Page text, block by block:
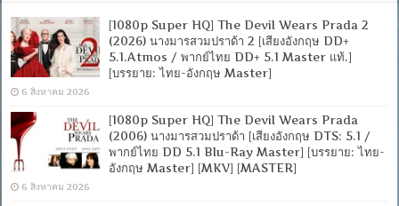
[1080p Super HQ] The Devil Wears Prada 2
(2026) นางมารสวมปราด้า 2 [เสียงอังกฤษ DD+
5.1.Atmos / พากย์ไทย DD+ 5.1 Master แท้.]
[บรรยาย: ไทย-อังกฤษ Master]
6 สิงหาคม 2026
[1080p Super HQ] The Devil Wears Prada
(2006) นางมารสวมปราด้า [เสียงอังกฤษ DTS: 5.1 /
พากย์ไทย DD 5.1 Blu-Ray Master] [บรรยาย: ไทย-
อังกฤษ Master] [MKV] [MASTER]
6 สิงหาคม 2026